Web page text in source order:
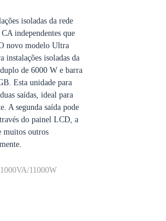
isoladas da rede
independentes que
novo modelo Ultra
instalações isoladas da
de 6000 W e barra
Esta unidade para
saídas, ideal para
A segunda saída pode
do painel LCD, a
muitos outros
11000W